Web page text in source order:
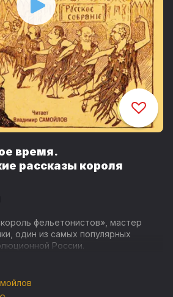
время.
рассказы короля
фельетонистов», мастер
один из самых популярных
России.
слова», он призвал
Вместе они делали газету,